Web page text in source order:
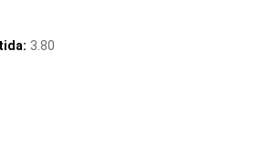
3.80